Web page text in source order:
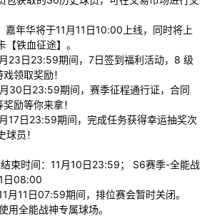
嘉年华将于11月11日10:00上线，同时将上
铁血征途】。
23日23:59期间，7日签到福利活动，8 级
领取奖励！
30日23:59期间，赛季征程通行证，合同
励等你来拿！
17日23:59期间，完成任务获得幸运抽奖次
员！
束时间：11月10日23:59； S6赛季-全能战
日08:00
月11日07:59期间，排位赛会暂时关闭。
用全能战神专属球场。